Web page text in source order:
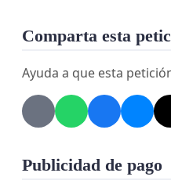
Comparta esta
Ayuda a que esta
Publicidad de pago